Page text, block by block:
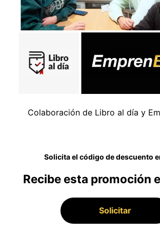
Colaboración de Libro al día y
Solicita el código de descuento
Recibe esta promoción
Solicitar